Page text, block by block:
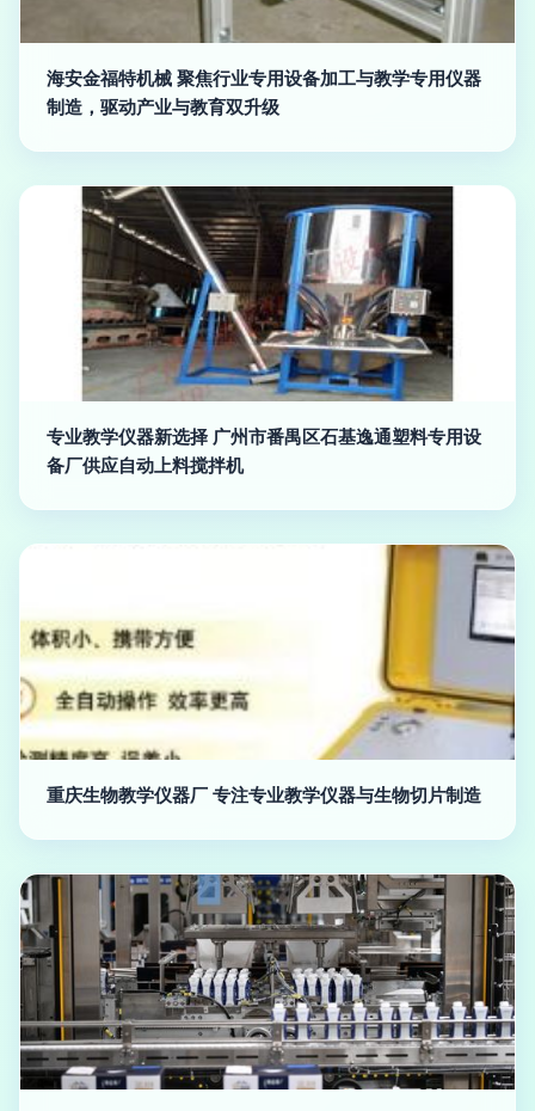
海安金福特机械 聚焦行业专用设备加工与教学专用仪器
制造，驱动产业与教育双升级
专业教学仪器新选择 广州市番禺区石基逸通塑料专用设
备厂供应自动上料搅拌机
重庆生物教学仪器厂 专注专业教学仪器与生物切片制造